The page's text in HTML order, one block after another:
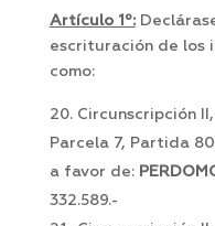
Artículo 1º:
escrituración de los
como:
Circunscripción
Parcela 7, Partida
a favor de:
332.589.-